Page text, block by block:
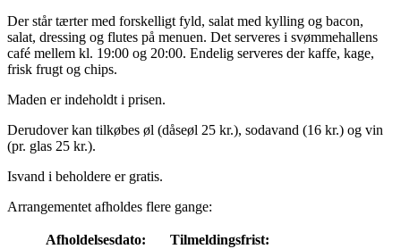
Der står tærter med forskelligt fyld, salat med kylling og bacon,
salat, dressing og flutes på menuen. Det serveres i svømmehallens
café mellem kl. 19:00 og 20:00. Endelig serveres der kaffe, kage,
frisk frugt og chips.
Maden er indeholdt i prisen.
Derudover kan tilkøbes øl (dåseøl 25 kr.), sodavand (16 kr.) og vin
(pr. glas 25 kr.).
Isvand i beholdere er gratis.
Arrangementet afholdes flere gange:
Afholdelsesdato:
Tilmeldingsfrist: